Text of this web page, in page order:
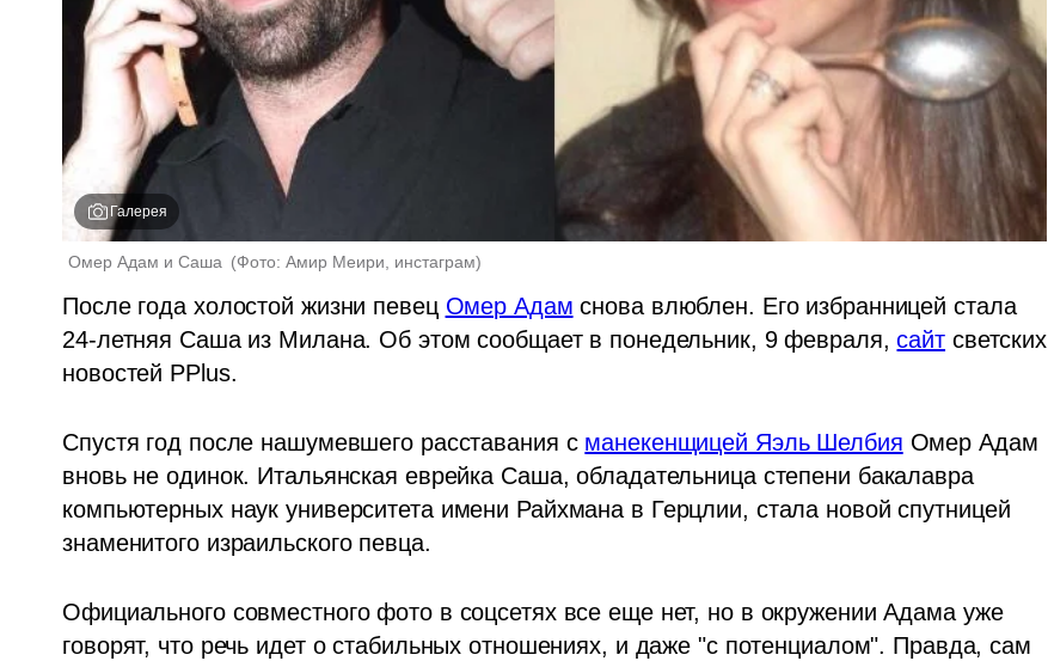
Галерея
Омер Адам и Саша (Фото: Амир Меири, инстаграм)
После года холостой жизни певец Омер Адам снова влюблен. Его избранницей стала
24-летняя Саша из Милана. Об этом сообщает в понедельник, 9 февраля, сайт светских
новостей PPlus.
Спустя год после нашумевшего расставания с манекенщицей Яэль Шелбия Омер Адам
вновь не одинок. Итальянская еврейка Саша, обладательница степени бакалавра
компьютерных наук университета имени Райхмана в Герцлии, стала новой спутницей
знаменитого израильского певца.
Официального совместного фото в соцсетях все еще нет, но в окружении Адама уже
говорят, что речь идет о стабильных отношениях, и даже "с потенциалом". Правда, сам